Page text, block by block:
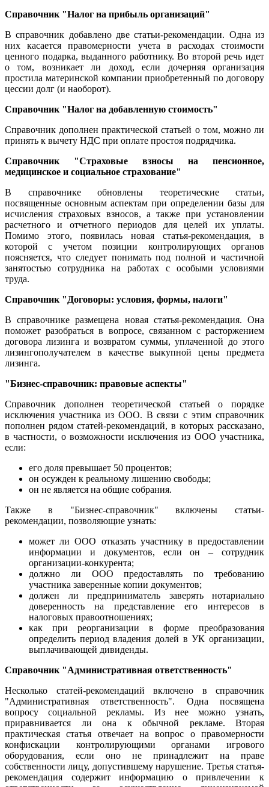
Справочник "Налог на прибыль организаций"
В справочник добавлено две статьи-рекомендации. Одна из
них касается правомерности учета в расходах стоимости
ценного подарка, выданного работнику. Во второй речь идет
о том, возникает ли доход, если дочерняя организация
простила материнской компании приобретенный по договору
цессии долг (и наоборот).
Справочник "Налог на добавленную стоимость"
Справочник дополнен практической статьей о том, можно ли
принять к вычету НДС при оплате простоя подрядчика.
Справочник "Страховые взносы на пенсионное,
медицинское и социальное страхование"
В справочнике обновлены теоретические статьи,
посвященные основным аспектам при определении базы для
исчисления страховых взносов, а также при установлении
расчетного и отчетного периодов для целей их уплаты.
Помимо этого, появилась новая статья-рекомендация, в
которой с учетом позиции контролирующих органов
поясняется, что следует понимать под полной и частичной
занятостью сотрудника на работах с особыми условиями
труда.
Справочник "Договоры: условия, формы, налоги"
В справочнике размещена новая статья-рекомендация. Она
поможет разобраться в вопросе, связанном с расторжением
договора лизинга и возвратом суммы, уплаченной до этого
лизингополучателем в качестве выкупной цены предмета
лизинга.
"Бизнес-справочник: правовые аспекты"
Справочник дополнен теоретической статьей о порядке
исключения участника из ООО. В связи с этим справочник
пополнен рядом статей-рекомендаций, в которых рассказано,
в частности, о возможности исключения из ООО участника,
если:
его доля превышает 50 процентов;
он осужден к реальному лишению свободы;
он не является на общие собрания.
Также в "Бизнес-справочник" включены статьи-
рекомендации, позволяющие узнать:
может ли ООО отказать участнику в предоставлении
информации и документов, если он – сотрудник
организации-конкурента;
должно ли ООО предоставлять по требованию
участника заверенные копии документов;
должен ли предприниматель заверять нотариально
доверенность на представление его интересов в
налоговых правоотношениях;
как при реорганизации в форме преобразования
определить период владения долей в УК организации,
выплачивающей дивиденды.
Справочник "Административная ответственность"
Несколько статей-рекомендаций включено в справочник
"Административная ответственность". Одна посвящена
вопросу социальной рекламы. Из нее можно узнать,
приравнивается ли она к обычной рекламе. Вторая
практическая статья отвечает на вопрос о правомерности
конфискации контролирующими органами игрового
оборудования, если оно не принадлежит на праве
собственности лицу, допустившему нарушение. Третья статья-
рекомендация содержит информацию о привлечении к